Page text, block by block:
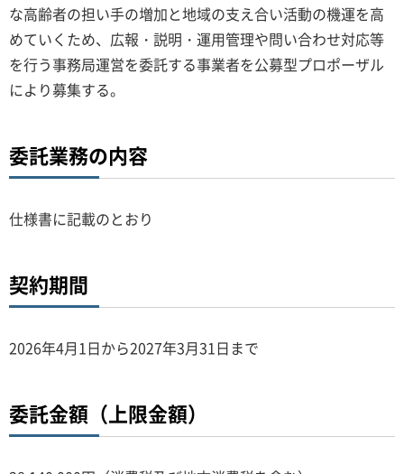
な高齢者の担い手の増加と地域の支え合い活動の機運を高
めていくため、広報・説明・運用管理や問い合わせ対応等
を行う事務局運営を委託する事業者を公募型プロポーザル
により募集する。
委託業務の内容
仕様書に記載のとおり
契約期間
2026年4月1日から2027年3月31日まで
委託金額（上限金額）